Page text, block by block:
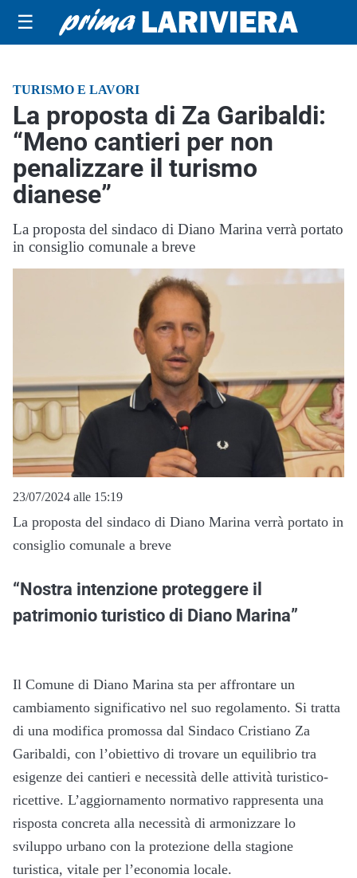
☰
TURISMO E LAVORI
La proposta di Za Garibaldi:
“Meno cantieri per non
penalizzare il turismo
dianese”
La proposta del sindaco di Diano Marina verrà portato
in consiglio comunale a breve
23/07/2024 alle 15:19
La proposta del sindaco di Diano Marina verrà portato in
consiglio comunale a breve
“Nostra intenzione proteggere il
patrimonio turistico di Diano Marina”
Il Comune di Diano Marina sta per affrontare un
cambiamento significativo nel suo regolamento. Si tratta
di una modifica promossa dal Sindaco Cristiano Za
Garibaldi, con l’obiettivo di trovare un equilibrio tra
esigenze dei cantieri e necessità delle attività turistico-
ricettive. L’aggiornamento normativo rappresenta una
risposta concreta alla necessità di armonizzare lo
sviluppo urbano con la protezione della stagione
turistica, vitale per l’economia locale.